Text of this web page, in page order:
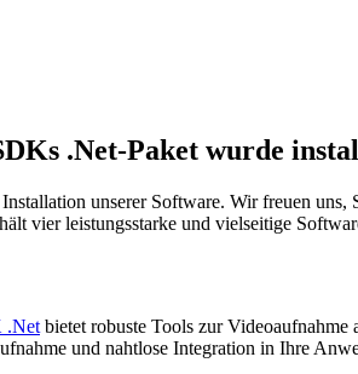
.Net-Paket wurde
unserer Software. Wir freuen uns,
vier leistungsstarke und vielseitige
.Net bietet robuste Tools zur Videoaufnahme
und nahtlose Integration in Ihre